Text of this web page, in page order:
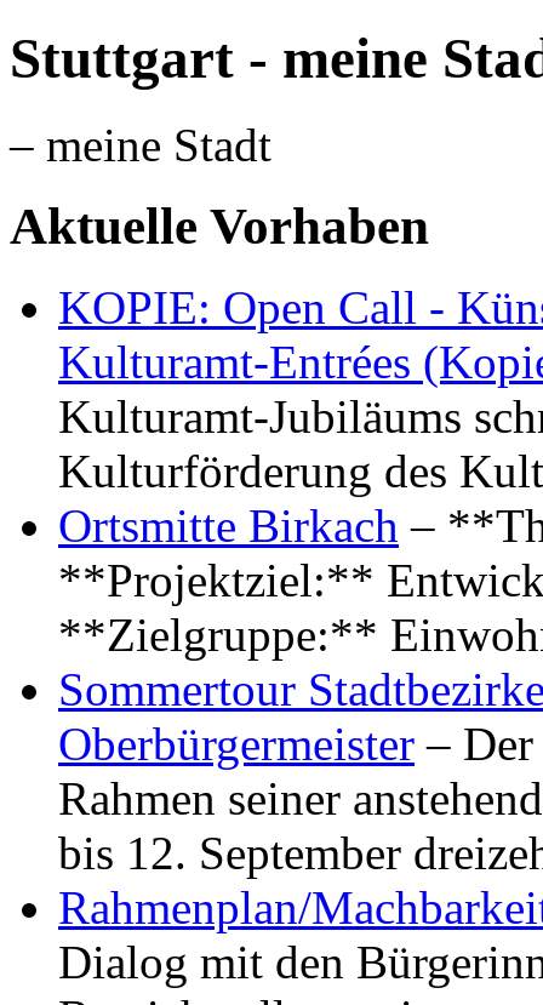
Stuttgart - meine
– meine Stadt
Aktuelle Vorhaben
KOPIE: Open Call -
Kulturamt-Entrées
Kulturamt-Jubiläums
Kulturförderung des
Ortsmitte Birkach –
**Projektziel:**
**Zielgruppe:**
Sommertour
Oberbürgermeister –
Rahmen seiner
bis 12. September
Rahmenplan/
Dialog mit den